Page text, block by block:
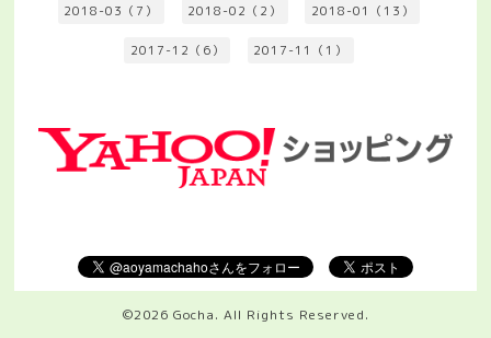
2018-03（7） 2018-02（2） 2018-01（13）
2017-12（6） 2017-11（1）
©2026 Gocha. All Rights Reserved.